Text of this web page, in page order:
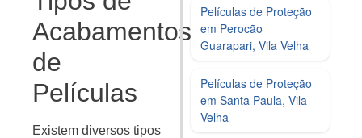
Acabamentos
de
Películas
Existem diversos tipos
Películas de Proteção
em Perocão
Guarapari, Vila Velha
Películas de Proteção
em Santa Paula, Vila
Velha